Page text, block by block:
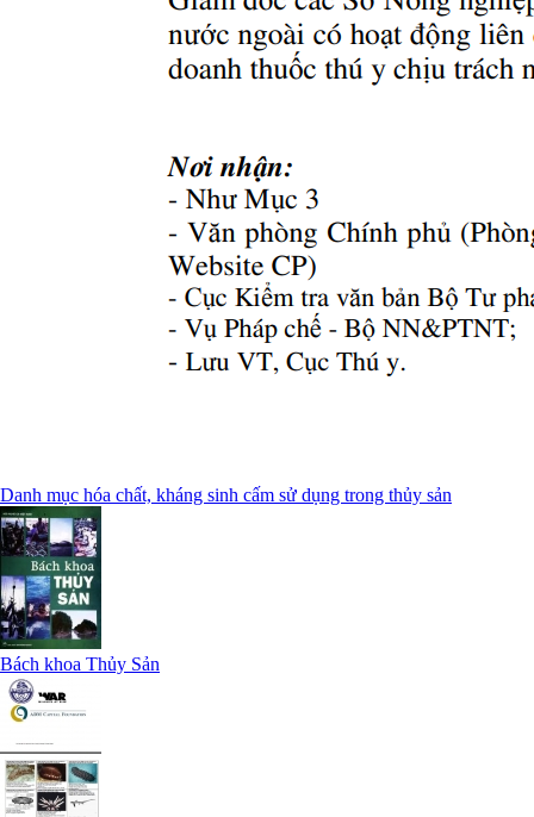
Danh mục hóa chất, kháng sinh cấm sử dụng trong thủy sản
Bách khoa Thủy Sản